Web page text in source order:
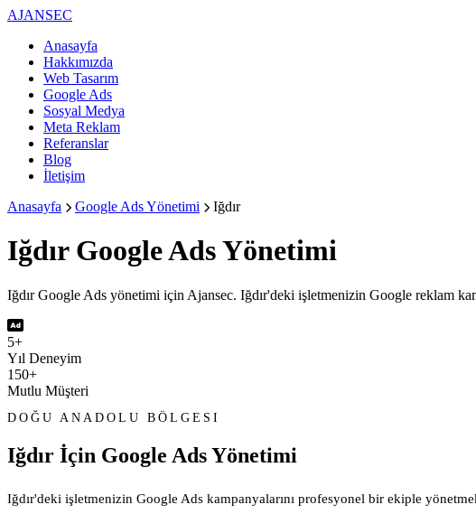
AJANSEC
Anasayfa
Hakkımızda
Web Tasarım
Google Ads
Sosyal Medya
Meta Reklam
Referanslar
Blog
İletişim
Anasayfa
Google Ads Yönetimi Iğdır
IğdırGoogle Ads Yönetimi
Iğdır Google Ads yönetimi için Ajansec. Iğdır'deki işletmenizin Google reklam
5+
Yıl Deneyim
150+
Mutlu Müşteri
DOĞU ANADOLU BÖLGESI
Iğdır İçin Google Ads Yönetimi
Iğdır'deki işletmenizin Google Ads kampanyalarını profesyonel bir ekiple